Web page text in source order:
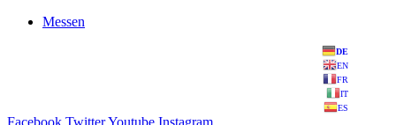
Messen
DE
EN
FR
IT
ES
Facebook TwitterYoutube Instagram